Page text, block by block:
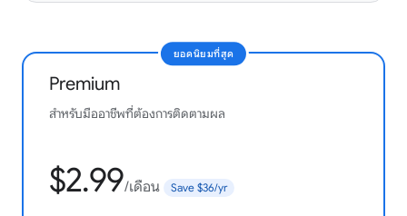
Google Workspace Marketplace
มากในการติดตามอีเมลใน Gmail ช่วยให้ฉันรู้ว่าอีเมลถูกเปิดอ่าน
มากสำหรับการสื่อสารในงาน
ยอดนิยมที่สุด
Premium
สำหรับมืออาชีพที่ต้องการติดตามผล
$2.99/เดือน Save $36/yr